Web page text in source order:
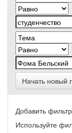
Начать новый
Добавить
Используйте